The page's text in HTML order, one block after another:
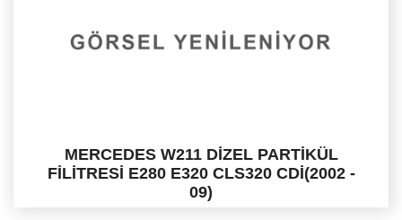
MERCEDES W211 DİZEL PARTİKÜL
FİLİTRESİ E280 E320 CLS320 CDİ(2002 -
09)